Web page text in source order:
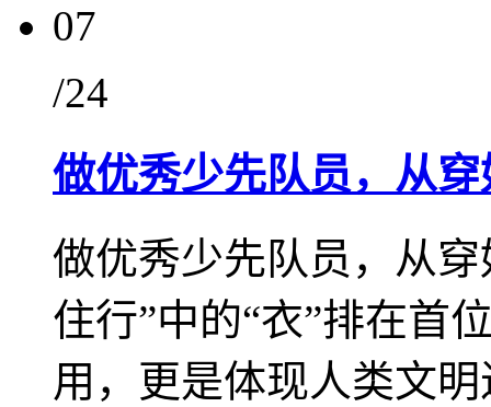
07
/24
做优秀少先队员，从
做优秀少先队员，从
住行”中的“衣”排在首
用，更是体现人类文